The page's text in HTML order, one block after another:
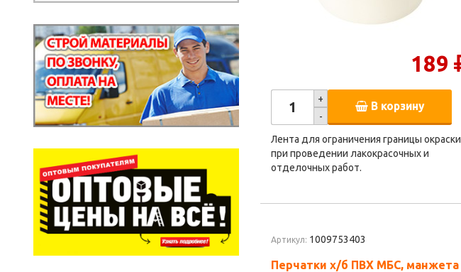
189
+
-
В корзину
Лента для ограничения границы окраски
при проведении лакокрасочных и
отделочных работ.
Артикул: 1009753403
Перчатки х/б ПВХ МБС, манжета